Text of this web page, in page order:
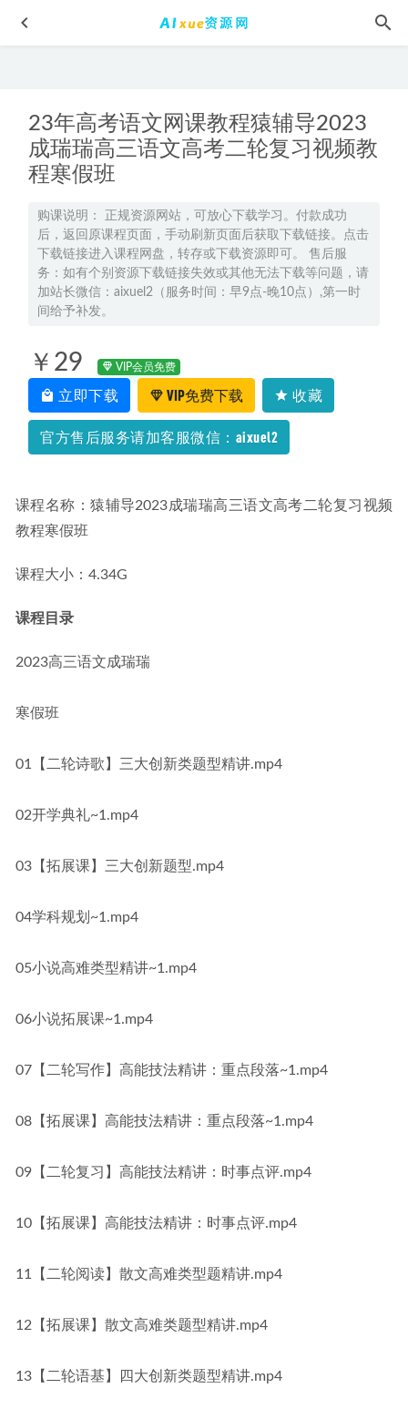
23年高考语文网课教程猿辅导2023
成瑞瑞高三语文高考二轮复习视频教
程寒假班
购课说明： 正规资源网站，可放心下载学习。付款成功
后，返回原课程页面，手动刷新页面后获取下载链接。点击
下载链接进入课程网盘，转存或下载资源即可。 售后服
务：如有个别资源下载链接失效或其他无法下载等问题，请
加站长微信：aixuel2（服务时间：早9点-晚10点）,第一时
间给予补发。
￥29 VIP会员免费
立即下载 VIP免费下载 收藏
官方售后服务请加客服微信：aixuel2
课程名称：猿辅导2023成瑞瑞高三语文高考二轮复习视频
教程寒假班
课程大小：4.34G
课程目录
2023高三语文成瑞瑞
寒假班
01【二轮诗歌】三大创新类题型精讲.mp4
02开学典礼~1.mp4
03【拓展课】三大创新题型.mp4
04学科规划~1.mp4
05小说高难类型精讲~1.mp4
06小说拓展课~1.mp4
07【二轮写作】高能技法精讲：重点段落~1.mp4
08【拓展课】高能技法精讲：重点段落~1.mp4
09【二轮复习】高能技法精讲：时事点评.mp4
10【拓展课】高能技法精讲：时事点评.mp4
11【二轮阅读】散文高难类型题精讲.mp4
12【拓展课】散文高难类题型精讲.mp4
13【二轮语基】四大创新类题型精讲.mp4
张亮高三英语a+班网课2025高考英语二轮复习春季班 2025-
02-18
周云高中生物网课2024周云高二生物a寒假班教程 2024-02-05
高中数学网课推荐2022年郭化楠高中数学一轮复习箐英班
2022-10-13
盘打包下载，思维导学/音乐历史/商业成才等全方面教学培养
2021-11-01
Win10关闭强制更新+关闭防火墙+关闭defender+关闭安全中
心,百度网盘资源打包下载 2021-10-17